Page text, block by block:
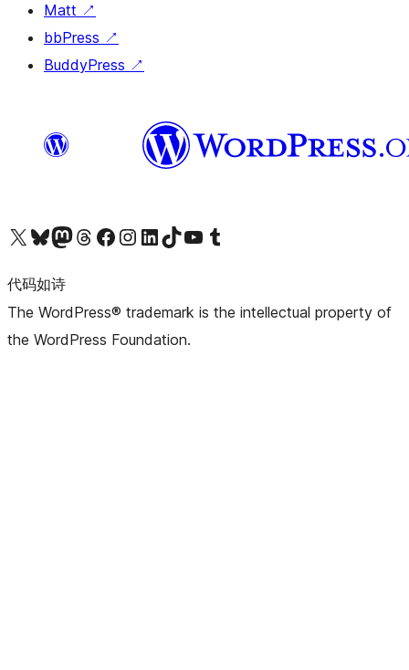
Matt ↗
bbPress ↗
BuddyPress ↗
关注我们的 X（原 Twitter）账号访问我们的 Bluesky 账号关注我们的 Mastodon 账号访问我们的 Threads 账号 访问我们的 Facebook 公共主页关注我们的 Instagram 账号 关注我们的 LinkedIn 主页访问我们的 TikTok 账号访问我们的 YouTube 频道 访问我们的 Tumblr 账号
代码如诗
The WordPress® trademark is the intellectual property of
the WordPress Foundation.